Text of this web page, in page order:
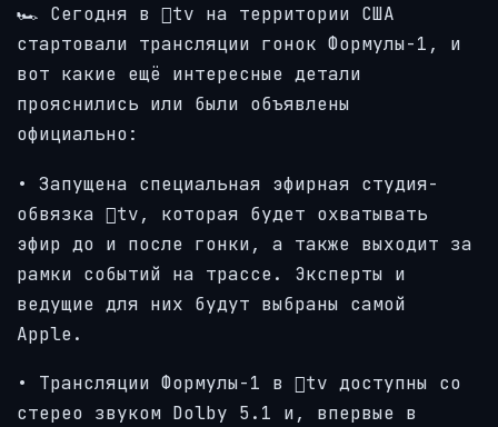
🏎 Сегодня в tv на территории США
стартовали трансляции гонок Формулы-1, и
вот какие ещё интересные детали
прояснились или были объявлены
официально:
• Запущена специальная эфирная студия-
обвязка tv, которая будет охватывать
эфир до и после гонки, а также выходит за
рамки событий на трассе. Эксперты и
ведущие для них будут выбраны самой
Apple.
• Трансляции Формулы-1 в tv доступны со
стерео звуком Dolby 5.1 и, впервые в